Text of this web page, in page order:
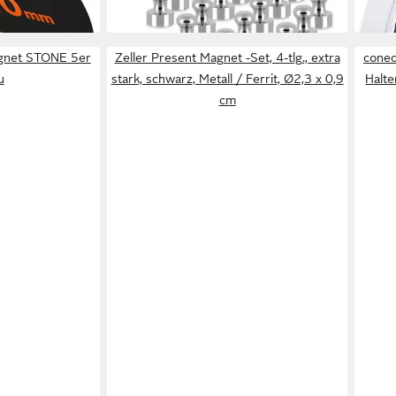
STONE 5er
Zeller Present Magnet -Set, 4-tlg., extra
stark, schwarz, Metall / Ferrit, Ø2,3 x 0,9
cm